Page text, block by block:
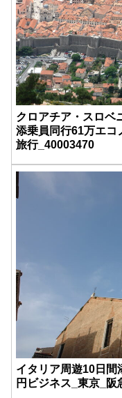
クロアチア・スロベ
添乗員同行61万エコ
旅行_40003470
イタリア周遊10日間
円ビジネス_東京_阪